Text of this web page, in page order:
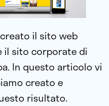
il sito web
il sito corporate di
In questo articolo vi
creato e
risultato.